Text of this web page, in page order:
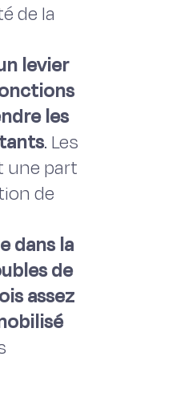
de la
levier
les
. Les
une part
de
dans la
de
assez